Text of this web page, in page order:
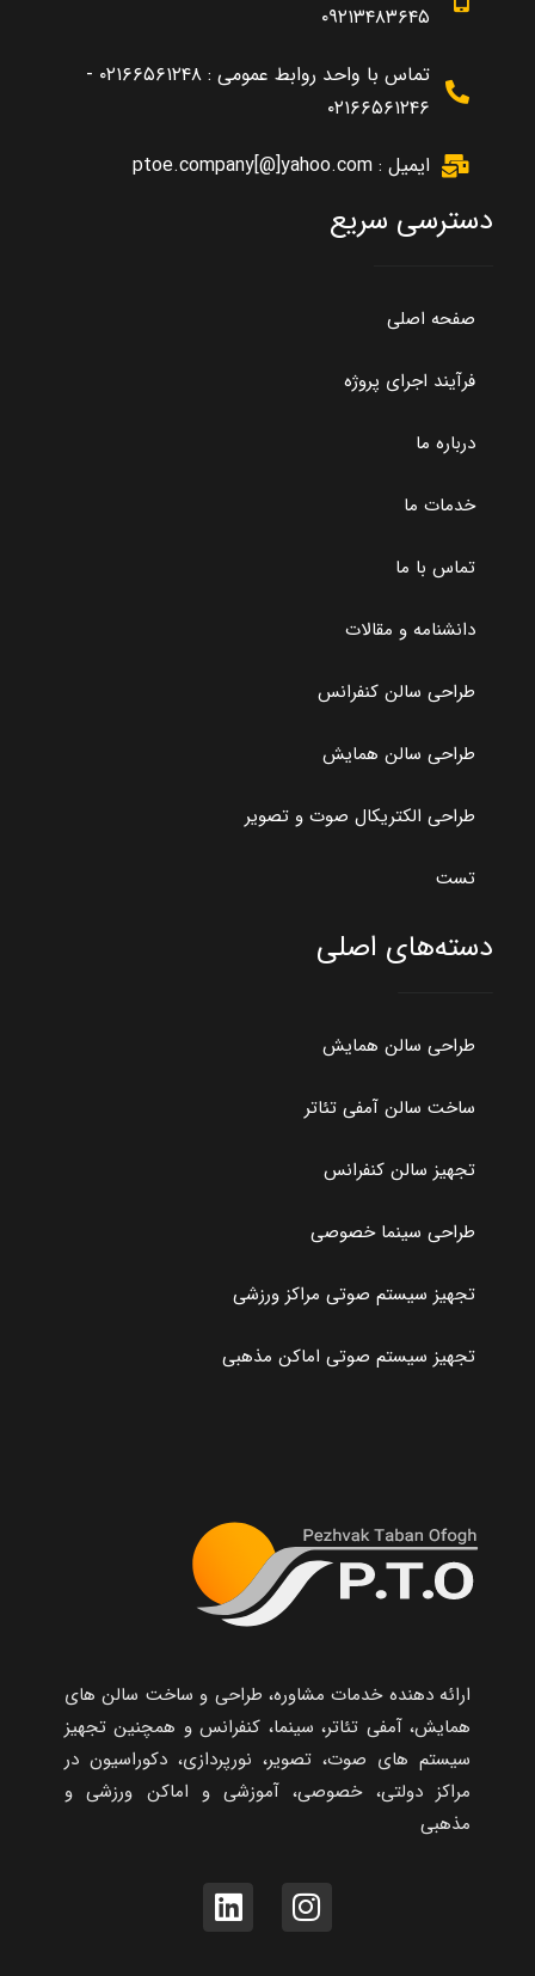
۰۹۲۱۳۴۸۳۶۴۵
تماس با واحد روابط عمومی : ۰۲۱۶۶۵۶۱۲۴۸ -
۰۲۱۶۶۵۶۱۲۴۶
ایمیل : ptoe.company[@]yahoo.com
دسترسی سریع
صفحه اصلی
فرآیند اجرای پروژه
درباره ما
خدمات ما
تماس با ما
دانشنامه و مقالات
طراحی سالن‌ کنفرانس
طراحی سالن همایش
طراحی الکتریکال صوت و تصویر
تست
دسته‌های اصلی
طراحی سالن همایش
ساخت سالن آمفی تئاتر
تجهیز سالن کنفرانس
طراحی سینما خصوصی
تجهیز سیستم صوتی مراکز ورزشی
تجهیز سیستم صوتی اماکن مذهبی
ارائه دهنده خدمات مشاوره، طراحی و ساخت سالن های
همایش، آمفی تئاتر، سینما، کنفرانس و همچنین تجهیز
سیستم های صوت، تصویر، نورپردازی، دکوراسیون در
مراکز دولتی، خصوصی، آموزشی و اماکن ورزشی و
مذهبی